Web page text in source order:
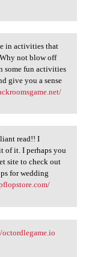
in activities that
not blow off
some fun activities
give you a sense
read!! I
it. I perhaps you
site to check out
for wedding